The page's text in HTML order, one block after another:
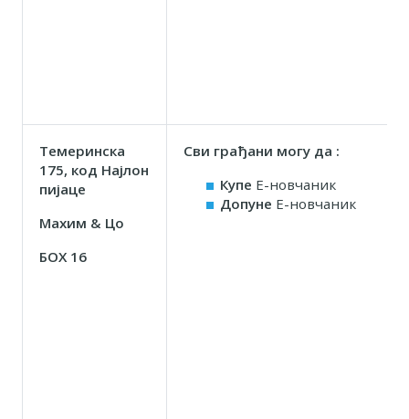
Темеринска
175, код Најлон
пијаце
Маxим & Цо
БОX 16
Сви грађани могу да :
Купе Е-новчаник
Допуне Е-новчаник